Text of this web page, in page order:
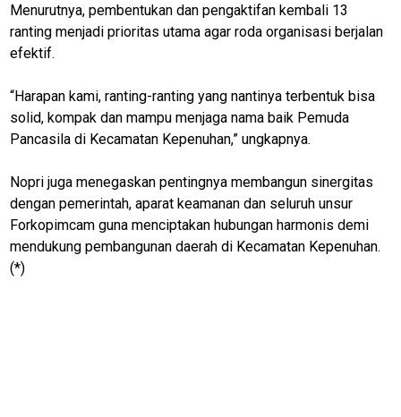
Menurutnya, pembentukan dan pengaktifan kembali 13
ranting menjadi prioritas utama agar roda organisasi berjalan
efektif.
“Harapan kami, ranting-ranting yang nantinya terbentuk bisa
solid, kompak dan mampu menjaga nama baik Pemuda
Pancasila di Kecamatan Kepenuhan,” ungkapnya.
Nopri juga menegaskan pentingnya membangun sinergitas
dengan pemerintah, aparat keamanan dan seluruh unsur
Forkopimcam guna menciptakan hubungan harmonis demi
mendukung pembangunan daerah di Kecamatan Kepenuhan.
(*)
jawabarat
Guide
Liputan
Real
Gadget
Guide